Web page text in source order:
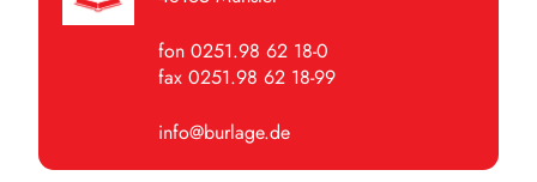
fon 0251.98 62 18-0
fax 0251.98 62 18-99
info@burlage.de